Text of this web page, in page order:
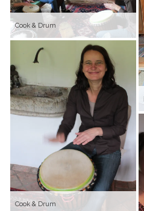
Cook & Drum
Cook & Drum